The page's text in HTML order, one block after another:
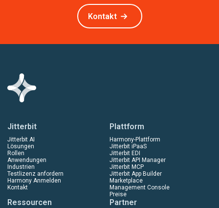
Kontakt
Jitterbit
Jitterbit AI
Lösungen
Rollen
Anwendungen
Industrien
Testlizenz anfordern
Harmony Anmelden
Kontakt
Plattform
Harmony-Plattform
Jitterbit iPaaS
Jitterbit EDI
Jitterbit API Manager
Jitterbit MCP
Jitterbit App Builder
Marketplace
Management Console
Preise
Ressourcen Partner